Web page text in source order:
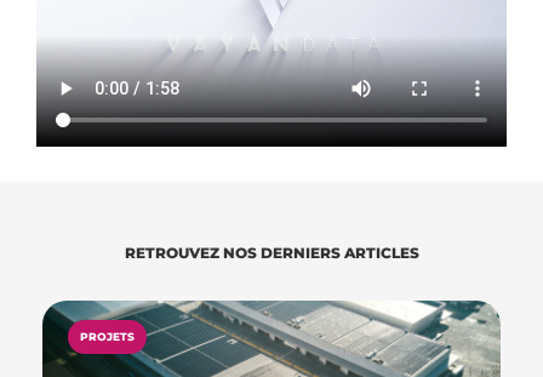
RETROUVEZ NOS DERNIERS ARTICLES
PROJETS